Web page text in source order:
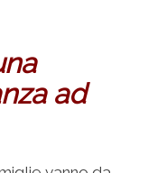
ad